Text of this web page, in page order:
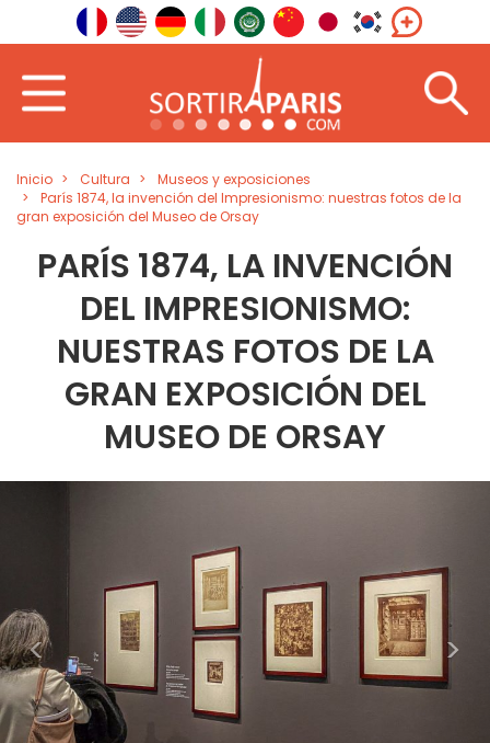
Inicio Cultura
Museos y exposiciones
París 1874, la invención del Impresionismo: nuestras fotos de la
gran exposición del Museo de Orsay
PARÍS 1874, LA INVENCIÓN
DEL IMPRESIONISMO:
NUESTRAS FOTOS DE LA
GRAN EXPOSICIÓN DEL
MUSEO DE ORSAY
< >